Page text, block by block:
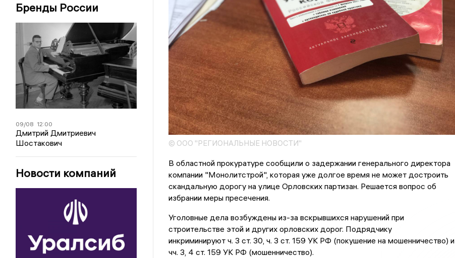
Бренды России
09/08 12:00
Дмитрий Дмитриевич
Шостакович
Новости компаний
© ООО "РЕГИОНАЛЬНЫЕ НОВОСТИ"
В областной прокуратуре сообщили о задержании генерального директора
компании "Монолитстрой", которая уже долгое время не может достроить
скандальную дорогу на улице Орловских партизан. Решается вопрос об
избрании меры пресечения.
Уголовные дела возбуждены из-за вскрывшихся нарушений при
строительстве этой и других орловских дорог. Подрядчику
инкриминируют ч. 3 ст. 30, ч. 3 ст. 159 УК РФ (покушение на мошенничество) и
чч. 3, 4 ст. 159 УК РФ (мошенничество).